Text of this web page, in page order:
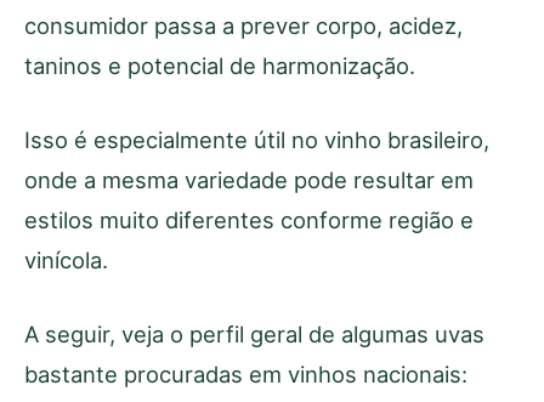
consumidor passa a prever corpo, acidez,
taninos e potencial de harmonização.
Isso é especialmente útil no vinho brasileiro,
onde a mesma variedade pode resultar em
estilos muito diferentes conforme região e
vinícola.
A seguir, veja o perfil geral de algumas uvas
bastante procuradas em vinhos nacionais: